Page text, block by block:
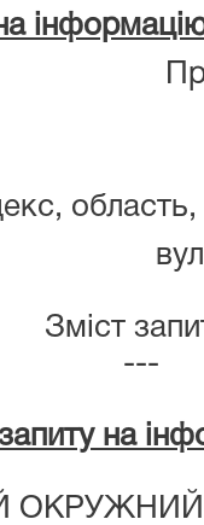
Зміст
---
на